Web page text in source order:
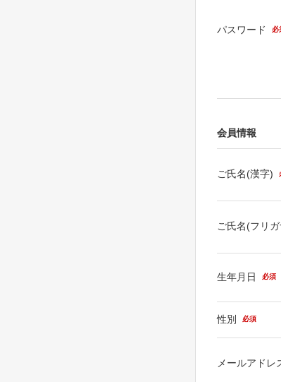
パスワード 必
会員情報
ご氏名(漢字)
ご氏名(フリ
生年月日 必須
性別 必須
メールアドレ